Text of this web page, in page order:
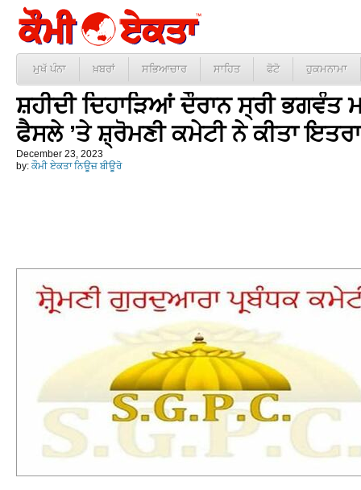
ਮੁਖੱ ਪੰਨਾ ਖ਼ਬਰਾਂ ਸਭਿਆਚਾਰ ਸਾਹਿਤ ਫੋਟੋ ਹੁਕਮਨਾਮਾ
ਸ਼ਹੀਦੀ ਦਿਹਾੜਿਆਂ ਦੌਰਾਨ ਸ੍ਰੀ ਭਗਵੰਤ
ਫੈਸਲੇ ’ਤੇ ਸ਼੍ਰੋਮਣੀ ਕਮੇਟੀ ਨੇ ਕੀਤਾ
December 23, 2023
by: ਕੌਮੀ ਏਕਤਾ ਨਿਊਜ਼ ਬੀਊਰੋ